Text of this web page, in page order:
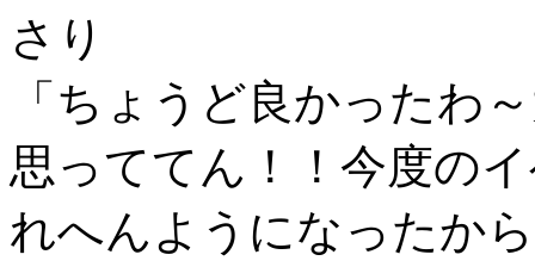
さり
「ちょうど良かったわ
思っててん！！今度の
れへんようになったか